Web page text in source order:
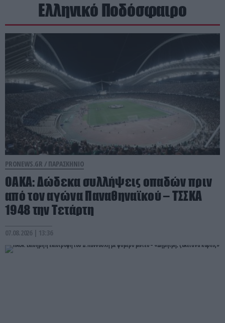
Ελληνικό Ποδόσφαιρο
PRONEWS.GR / ΠΑΡΑΣΚΗΝΙΟ
ΟΑΚΑ: Δώδεκα συλλήψεις οπαδών πριν
από τον αγώνα Παναθηναϊκού – ΤΣΣΚΑ
1948 την Τετάρτη
07.08.2026 | 13:36